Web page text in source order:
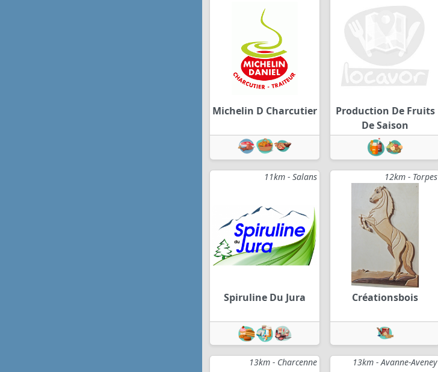
Michelin D Charcutier
Production De Fruits
De Saison
11km - Salans
Spiruline Du Jura
12km - Torpes
Créationsbois
13km - Charcenne 13km - Avanne-Aveney